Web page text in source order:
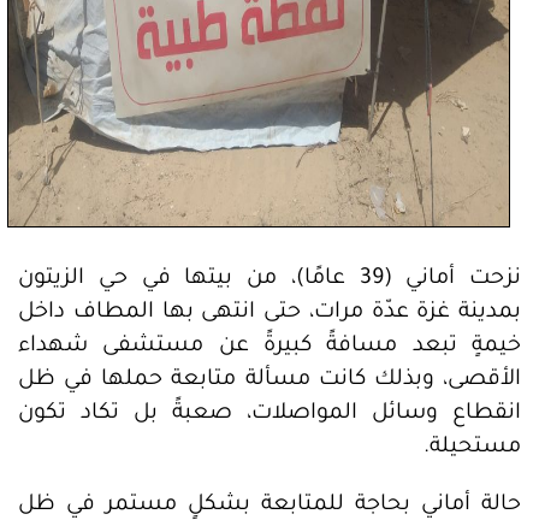
نزحت أماني (39 عامًا)، من بيتها في حي الزيتون
بمدينة غزة عدّة مرات، حتى انتهى بها المطاف داخل
خيمةٍ تبعد مسافةً كبيرةً عن مستشفى شهداء
الأقصى، وبذلك كانت مسألة متابعة حملها في ظل
انقطاع وسائل المواصلات، صعبةً بل تكاد تكون
مستحيلة.
حالة أماني بحاجة للمتابعة بشكلٍ مستمر في ظل